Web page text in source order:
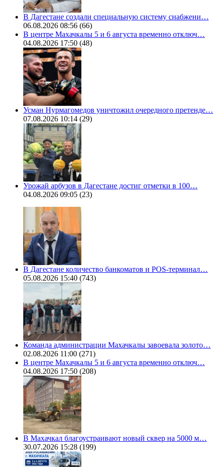
В Дагестане создали специальную систему снабжени…
06.08.2026 08:56 (66)
В центре Махачкалы 5 и 6 августа временно отключ…
04.08.2026 17:50 (48)
Усман Нурмагомедов уничтожил очередного претенде…
07.08.2026 10:14 (29)
Урожай арбузов в Дагестане достиг отметки в 100…
04.08.2026 09:05 (23)
В Дагестане количество банкоматов и POS-терминал…
05.08.2026 15:40 (743)
Команда администрации Махачкалы завоевала золото…
02.08.2026 11:00 (271)
В центре Махачкалы 5 и 6 августа временно отключ…
04.08.2026 17:50 (208)
В Махачкал благоустраивают новый сквер на 5000 м…
30.07.2026 15:28 (199)